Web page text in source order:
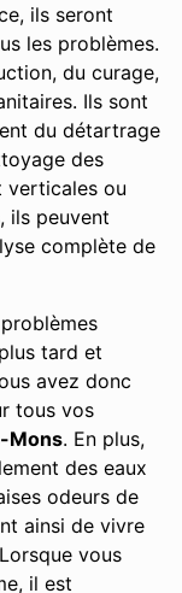
ils seront
les problèmes.
du curage,
Ils sont
du détartrage
des
verticales ou
ils peuvent
complète de
tard et
avez donc
tous vos
Mons. En plus,
des eaux
odeurs de
ainsi de vivre
vous
il est